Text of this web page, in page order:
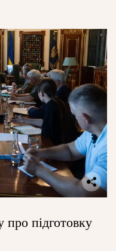
про підготовку